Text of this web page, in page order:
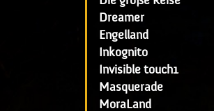
Dreamer
Engelland
Inkognito
Invisible touch1
Masquerade
MoraLand